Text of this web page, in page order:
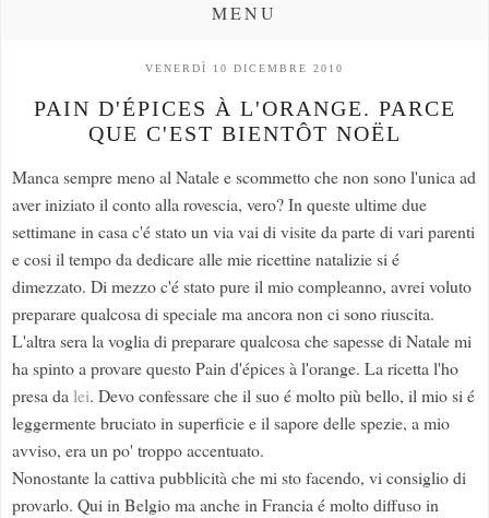
MENU
VENERDÌ 10 DICEMBRE 2010
PAIN D'ÉPICES À L'ORANGE. PARCE
QUE C'EST BIENTÔT NOËL
Manca sempre meno al Natale e scommetto che non sono l'unica ad
aver iniziato il conto alla rovescia, vero? In queste ultime due
settimane in casa c'é stato un via vai di visite da parte di vari parenti
e cosi il tempo da dedicare alle mie ricettine natalizie si é
dimezzato. Di mezzo c'é stato pure il mio compleanno, avrei voluto
preparare qualcosa di speciale ma ancora non ci sono riuscita.
L'altra sera la voglia di preparare qualcosa che sapesse di Natale mi
ha spinto a provare questo Pain d'épices à l'orange. La ricetta l'ho
presa da lei. Devo confessare che il suo é molto più bello, il mio si é
leggermente bruciato in superficie e il sapore delle spezie, a mio
avviso, era un po' troppo accentuato.
Nonostante la cattiva pubblicità che mi sto facendo, vi consiglio di
provarlo. Qui in Belgio ma anche in Francia é molto diffuso in